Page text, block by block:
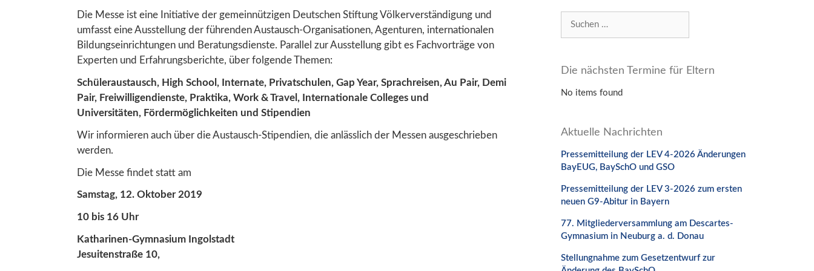
Die Messe ist eine Initiative der gemeinnützigen Deutschen Stiftung Völkerverständigung und
umfasst eine Ausstellung der führenden Austausch-Organisationen, Agenturen, internationalen
Bildungseinrichtungen und Beratungsdienste. Parallel zur Ausstellung gibt es Fachvorträge von
Experten und Erfahrungsberichte, über folgende Themen:
Schüleraustausch, High School, Internate, Privatschulen, Gap Year, Sprachreisen, Au Pair, Demi
Pair, Freiwilligendienste, Praktika, Work & Travel, Internationale Colleges und
Universitäten, Fördermöglichkeiten und Stipendien
Wir informieren auch über die Austausch-Stipendien, die anlässlich der Messen ausgeschrieben
werden.
Die Messe findet statt am
Samstag, 12. Oktober 2019
10 bis 16 Uhr
Katharinen-Gymnasium Ingolstadt
Jesuitenstraße 10,
Die nächsten Termine für Eltern
No items found
Aktuelle Nachrichten
Pressemitteilung der LEV 4-2026 Änderungen
BayEUG, BaySchO und GSO
Pressemitteilung der LEV 3-2026 zum ersten
neuen G9-Abitur in Bayern
77. Mitgliederversammlung am Descartes-
Gymnasium in Neuburg a. d. Donau
Stellungnahme zum Gesetzentwurf zur